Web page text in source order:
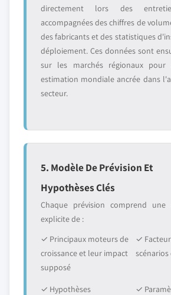
directement lors des
accompagnées des chiffres de
des fabricants et des statistiques
déploiement. Ces données sont
sur les marchés régionaux
estimation mondiale ancrée dans
secteur.
5. Modèle De Prévision Et
Hypothèses Clés
Chaque prévision comprend une
explicite de :
✓ Principaux moteurs de
croissance et leur impact
supposé
✓
✓ Hypothèses
✓